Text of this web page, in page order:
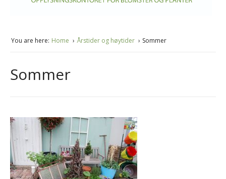
You are here: Home Årstider og høytider Sommer
Sommer